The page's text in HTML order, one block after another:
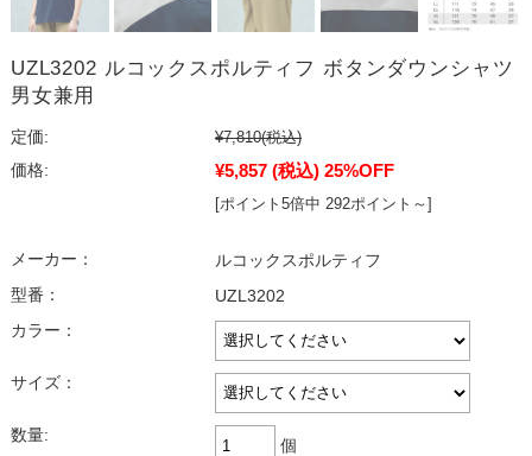
UZL3202 ルコックスポルティフ ボタンダウンシャツ
男女兼用
定価: ¥7,810(税込)
価格:
¥5,857 (税込) 25%OFF
[ポイント5倍中 292ポイント～]
メーカー：
ルコックスポルティフ
型番：
UZL3202
カラー：
サイズ：
数量:
個